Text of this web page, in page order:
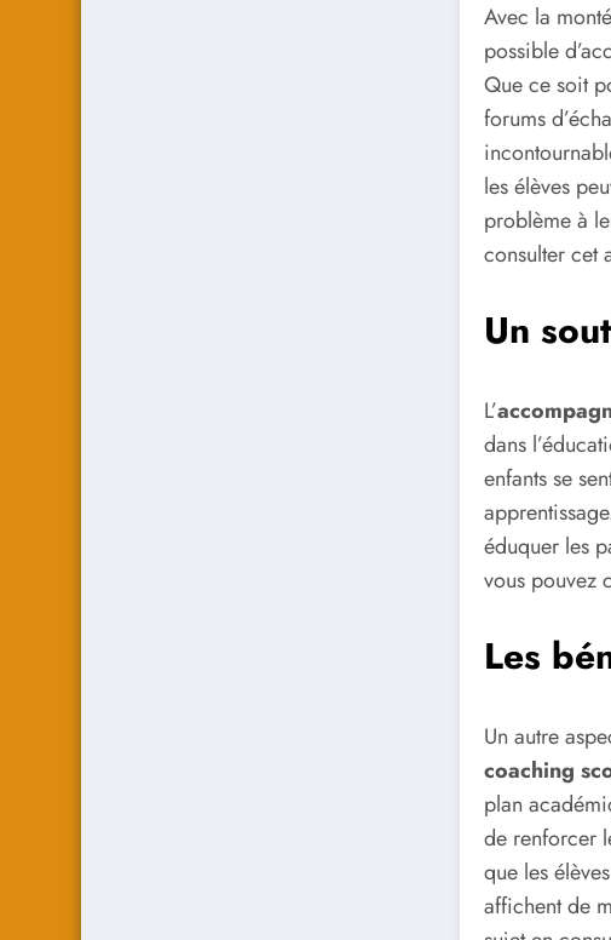
Avec la
possible
Que ce soit
forums
les élèves
problème à
consulter cet
Un
L’
dans
enfants se
éduquer les
vous pouvez
Les
Un autre
coaching
plan
de renforcer
que les
affichent de